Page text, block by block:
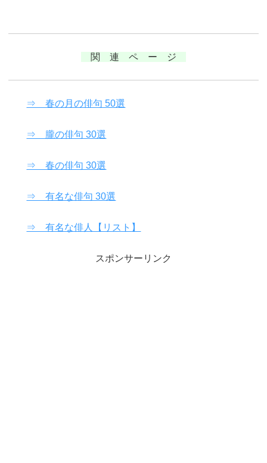
関 連 ペ ー ジ
⇒ 春の月の俳句 50選
⇒ 朧の俳句 30選
⇒ 春の俳句 30選
⇒ 有名な俳句 30選
⇒ 有名な俳人【リスト】
スポンサーリンク